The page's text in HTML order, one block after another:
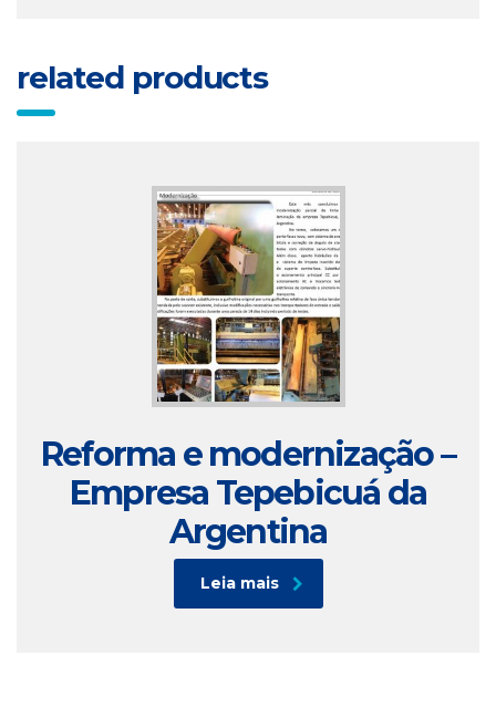
related products
Reforma e modernização –
Empresa Tepebicuá da
Argentina
Leia mais